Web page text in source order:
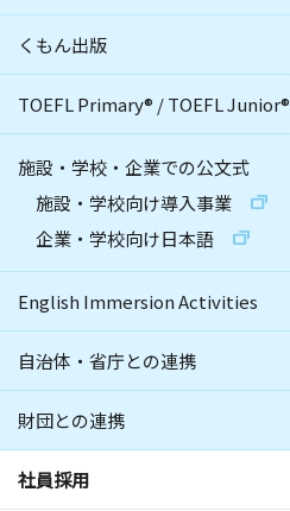
くもん出版
TOEFL Primary® /TOEFL Junior®
施設・学校・企業での公文式
施設・学校向け導入事業
企業・学校向け日本語
English Immersion Activities
自治体・省庁との連携
財団との連携
社員採用